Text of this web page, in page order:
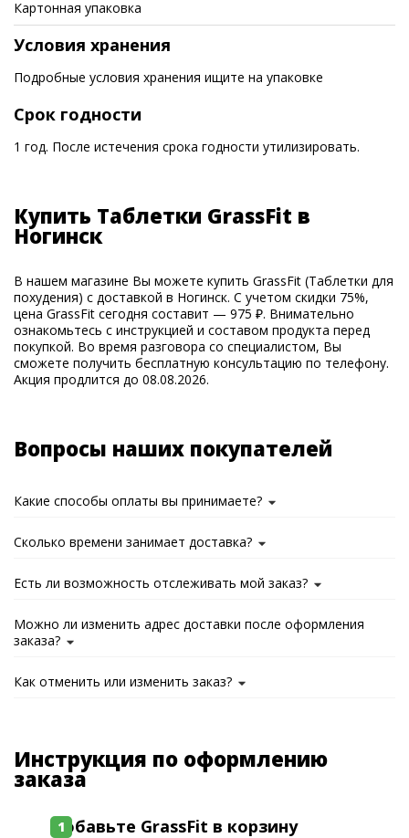
Картонная упаковка
Условия хранения
Подробные условия хранения ищите на упаковке
Срок годности
1 год. После истечения срока годности утилизировать.
Купить Таблетки GrassFit в
Ногинск
В нашем магазине Вы можете купить GrassFit (Таблетки для
похудения) с доставкой в Ногинск. С учетом скидки 75%,
цена GrassFit сегодня составит — 975 ₽. Внимательно
ознакомьтесь с инструкцией и составом продукта перед
покупкой. Во время разговора со специалистом, Вы
сможете получить бесплатную консультацию по телефону.
Акция продлится до 08.08.2026.
Вопросы наших покупателей
Какие способы оплаты вы принимаете?
Сколько времени занимает доставка?
Есть ли возможность отслеживать мой заказ?
Можно ли изменить адрес доставки после оформления
заказа?
Как отменить или изменить заказ?
Инструкция по оформлению
заказа
Добавьте GrassFit в корзину